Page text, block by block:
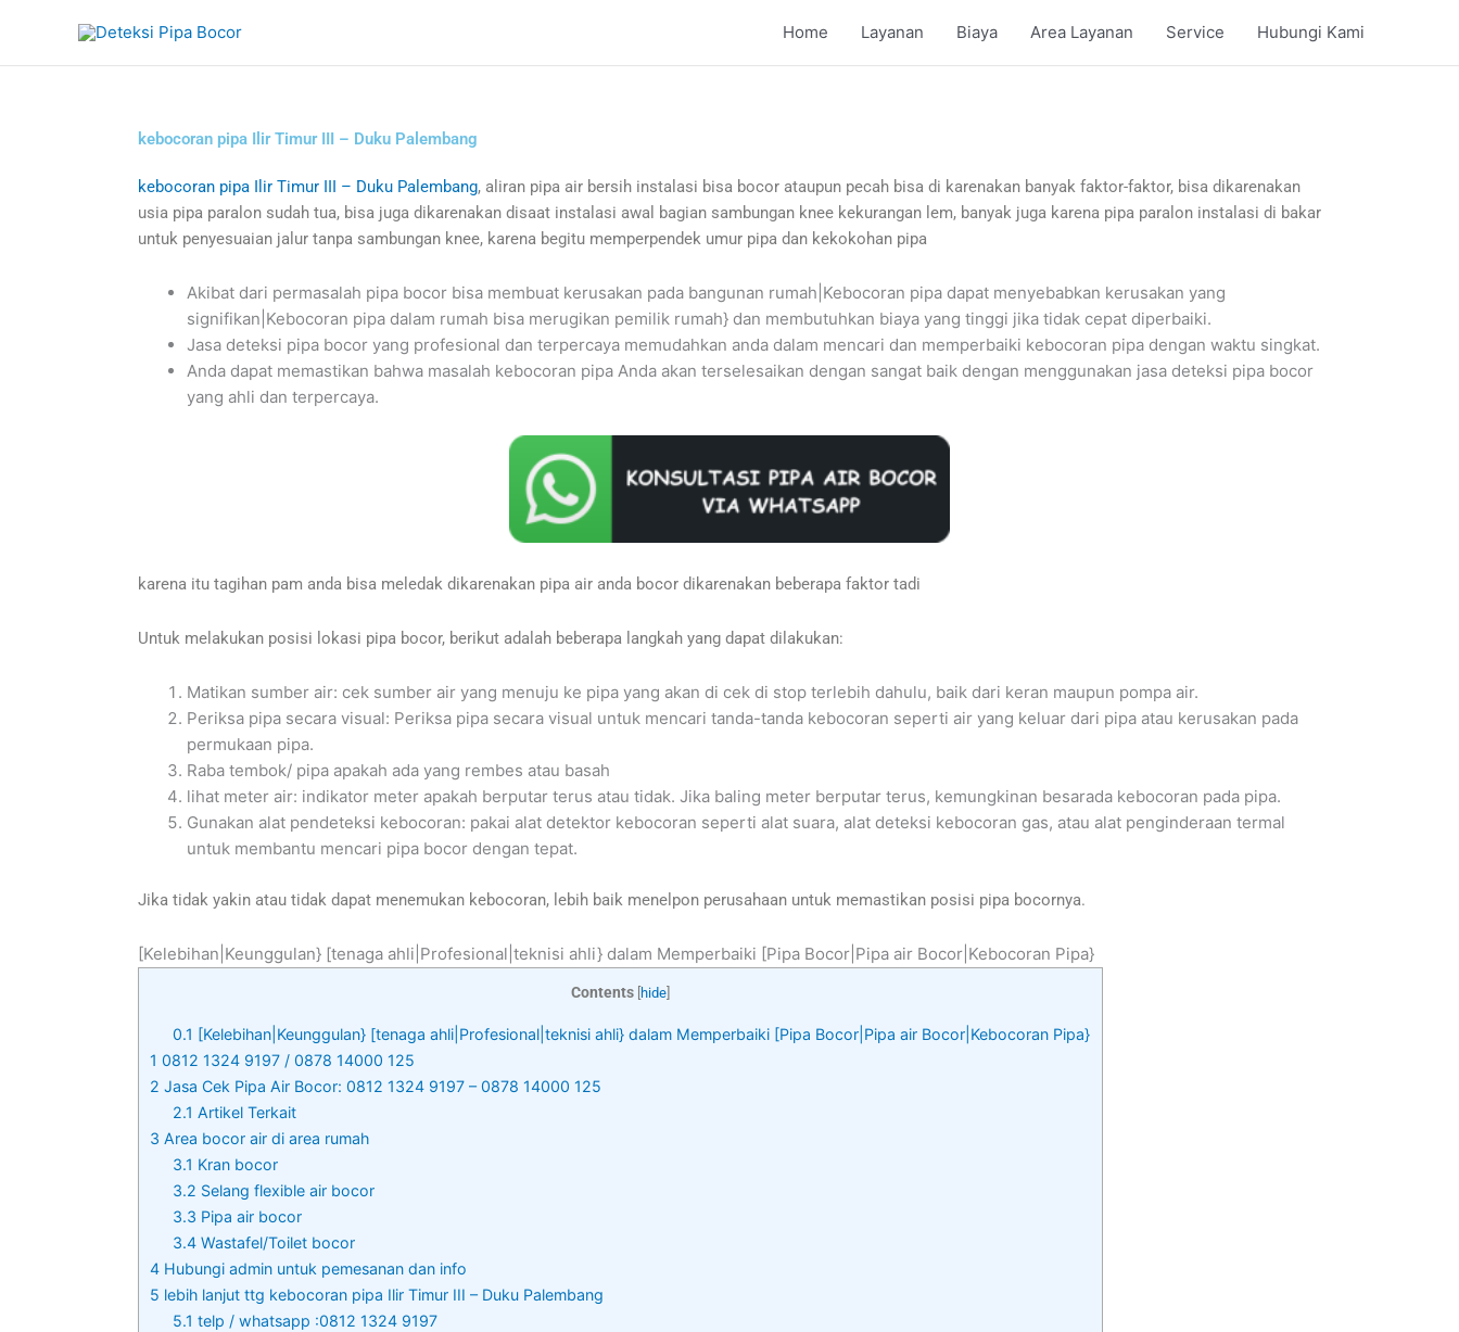
content
Home Layanan Biaya Area Layanan Service Hubungi Kami
kebocoran pipa Ilir Timur III – Duku Palembang
kebocoran pipa Ilir Timur III – Duku Palembang, aliran pipa air bersih instalasi bisa bocor ataupun pecah bisa di karenakan banyak faktor-faktor, bisa dikarenakan
usia pipa paralon sudah tua, bisa juga dikarenakan disaat instalasi awal bagian sambungan knee kekurangan lem, banyak juga karena pipa paralon instalasi di bakar
untuk penyesuaian jalur tanpa sambungan knee, karena begitu memperpendek umur pipa dan kekokohan pipa
Akibat dari permasalah pipa bocor bisa membuat kerusakan pada bangunan rumah|Kebocoran pipa dapat menyebabkan kerusakan yang
signifikan|Kebocoran pipa dalam rumah bisa merugikan pemilik rumah} dan membutuhkan biaya yang tinggi jika tidak cepat diperbaiki.
Jasa deteksi pipa bocor yang profesional dan terpercaya memudahkan anda dalam mencari dan memperbaiki kebocoran pipa dengan waktu singkat.
Anda dapat memastikan bahwa masalah kebocoran pipa Anda akan terselesaikan dengan sangat baik dengan menggunakan jasa deteksi pipa bocor
yang ahli dan terpercaya.
karena itu tagihan pam anda bisa meledak dikarenakan pipa air anda bocor dikarenakan beberapa faktor tadi
Untuk melakukan posisi lokasi pipa bocor, berikut adalah beberapa langkah yang dapat dilakukan:
Matikan sumber air: cek sumber air yang menuju ke pipa yang akan di cek di stop terlebih dahulu, baik dari keran maupun pompa air.
Periksa pipa secara visual: Periksa pipa secara visual untuk mencari tanda-tanda kebocoran seperti air yang keluar dari pipa atau kerusakan pada
permukaan pipa.
Raba tembok/ pipa apakah ada yang rembes atau basah
lihat meter air: indikator meter apakah berputar terus atau tidak. Jika baling meter berputar terus, kemungkinan besarada kebocoran pada pipa.
Gunakan alat pendeteksi kebocoran: pakai alat detektor kebocoran seperti alat suara, alat deteksi kebocoran gas, atau alat penginderaan termal
untuk membantu mencari pipa bocor dengan tepat.
Jika tidak yakin atau tidak dapat menemukan kebocoran, lebih baik menelpon perusahaan untuk memastikan posisi pipa bocornya.
[Kelebihan|Keunggulan} [tenaga ahli|Profesional|teknisi ahli} dalam Memperbaiki [Pipa Bocor|Pipa air Bocor|Kebocoran Pipa}
Contents hide
0.1 [Kelebihan|Keunggulan} [tenaga ahli|Profesional|teknisi ahli} dalam Memperbaiki [Pipa Bocor|Pipa air Bocor|Kebocoran Pipa}
1 0812 1324 9197 / 0878 14000 125
2 Jasa Cek Pipa Air Bocor: 0812 1324 9197 – 0878 14000 125
2.1 Artikel Terkait
3 Area bocor air di area rumah
3.1 Kran bocor
3.2 Selang flexible air bocor
3.3 Pipa air bocor
3.4 Wastafel/Toilet bocor
4 Hubungi admin untuk pemesanan dan info
5 lebih lanjut ttg kebocoran pipa Ilir Timur III – Duku Palembang
5.1 telp / whatsapp :0812 1324 9197